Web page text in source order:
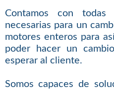
Contamos con
necesarias para un
motores enteros para
poder hacer un
esperar al cliente.
Somos capaces de